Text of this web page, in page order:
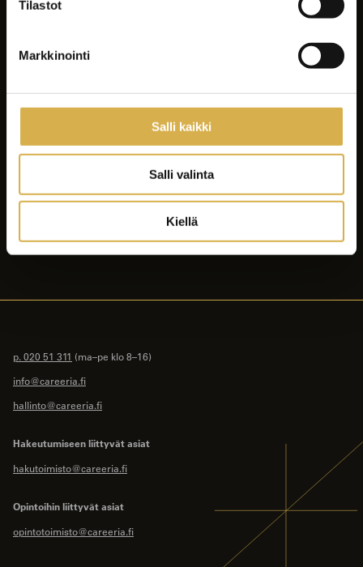
Tilastot
Markkinointi
Salli kaikki
Salli valinta
Kiellä
Asiakastyöt
Opiskelijalle
Yhteystiedot
Intranet
p. 020 51 311 (ma–pe klo 8–16)
info@careeria.fi
hallinto@careeria.fi
Hakeutumiseen liittyvät asiat
hakutoimisto@careeria.fi
Opintoihin liittyvät asiat
opintotoimisto@careeria.fi